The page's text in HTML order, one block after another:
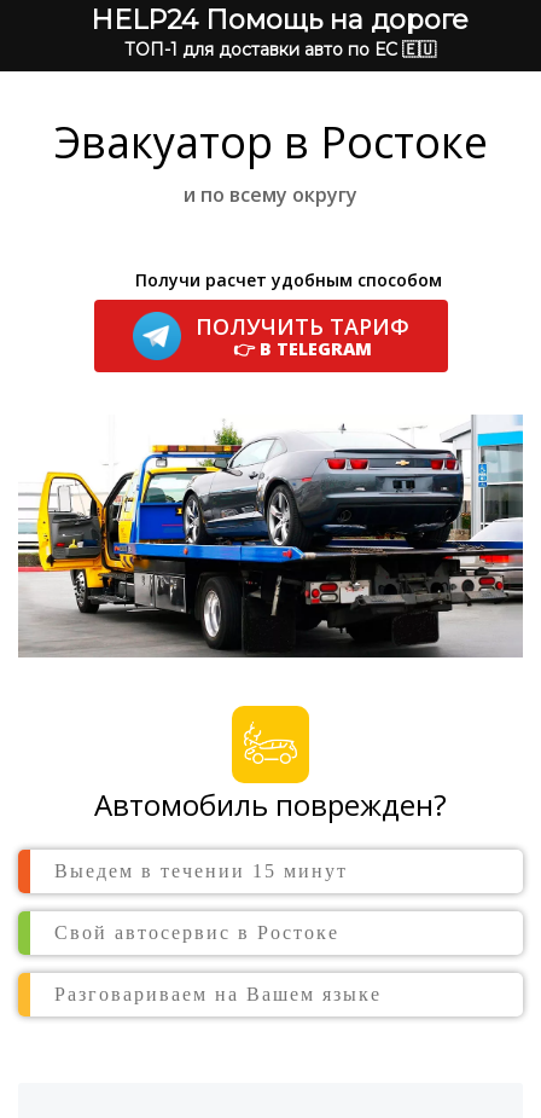
HELP24 Помощь на дороге
ТОП-1 для доставки авто по ЕС 🇪🇺
Эвакуатор в Ростоке
и по всему округу
Получи расчет удобным способом
ПОЛУЧИТЬ ТАРИФ
👉 В TELEGRAM
Автомобиль поврежден?
Выедем в течении 15 минут
Свой автосервис в Ростоке
Разговариваем на Вашем языке